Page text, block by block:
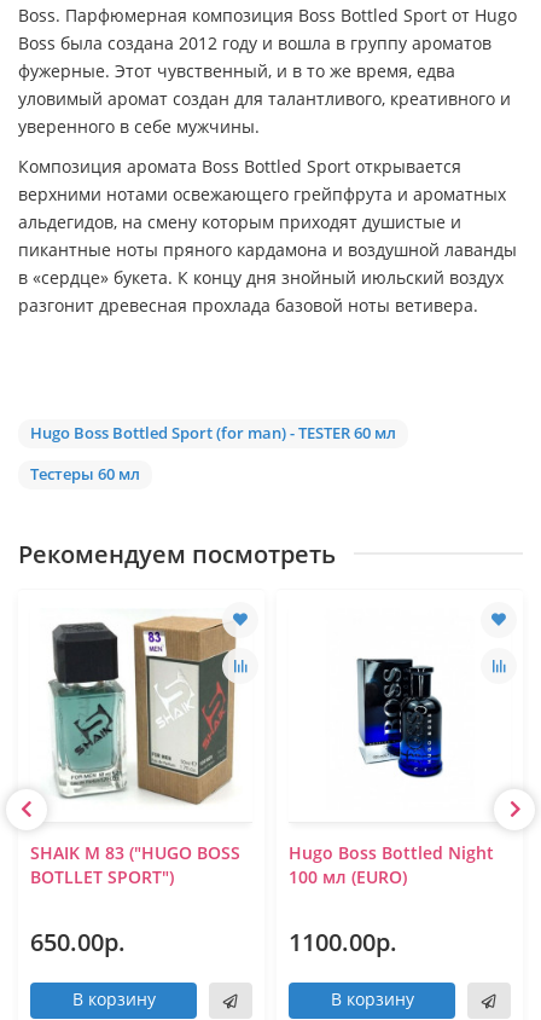
Boss. Парфюмерная композиция Boss Bottled Sport от Hugo
Boss была создана 2012 году и вошла в группу ароматов
фужерные. Этот чувственный, и в то же время, едва
уловимый аромат создан для талантливого, креативного и
уверенного в себе мужчины.
Композиция аромата Boss Bottled Sport открывается
верхними нотами освежающего грейпфрута и ароматных
альдегидов, на смену которым приходят душистые и
пикантные ноты пряного кардамона и воздушной лаванды
в «сердце» букета. К концу дня знойный июльский воздух
разгонит древесная прохлада базовой ноты ветивера.
Hugo Boss Bottled Sport (for man) - TESTER 60 мл
Тестеры 60 мл
Рекомендуем посмотреть
SHAIK M 83 ("HUGO BOSS
BOTLLET SPORT")
650.00р.
В корзину
Hugo Boss Bottled Night
100 мл (EURO)
1100.00р.
В корзину